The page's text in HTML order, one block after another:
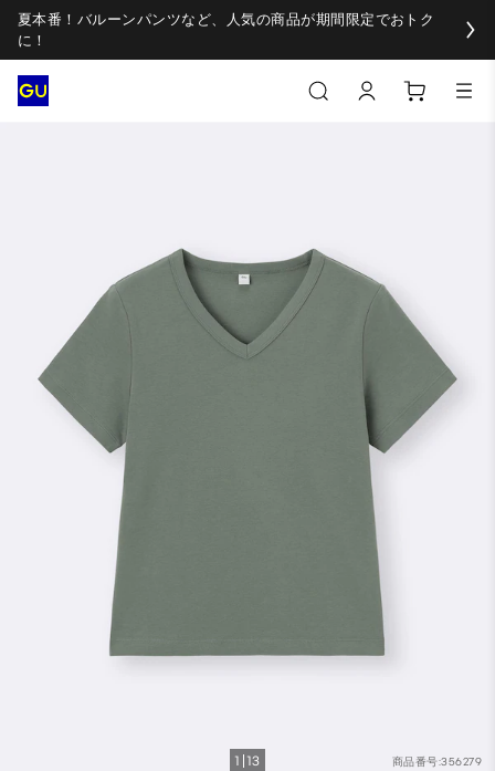
夏本番！バルーンパンツなど、人気の商品が期間限定でおトク
に！
商品番号:356279
1 13